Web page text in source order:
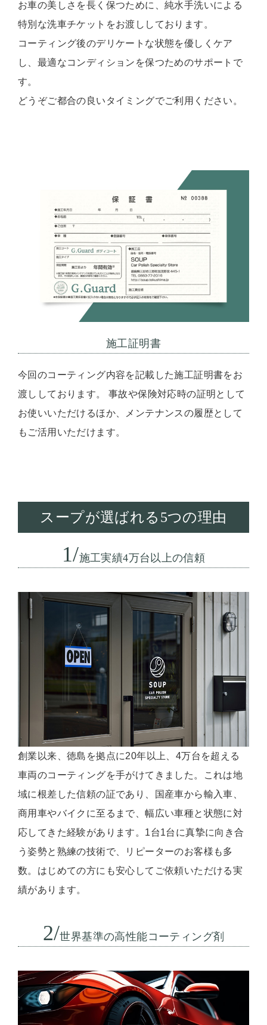
お車の美しさを長く保つために、純水手洗いによる
特別な洗車チケットをお渡ししております。
コーティング後のデリケートな状態を優しくケア
し、最適なコンディションを保つためのサポートで
す。
どうぞご都合の良いタイミングでご利用ください。
施工証明書
今回のコーティング内容を記載した施工証明書をお
渡ししております。 事故や保険対応時の証明として
お使いいただけるほか、メンテナンスの履歴として
もご活用いただけます。
スープが選ばれる5つの理由
1/施工実績4万台以上の信頼
創業以来、徳島を拠点に20年以上、4万台を超える
車両のコーティングを手がけてきました。これは地
域に根差した信頼の証であり、国産車から輸入車、
商用車やバイクに至るまで、幅広い車種と状態に対
応してきた経験があります。1台1台に真摯に向き合
う姿勢と熟練の技術で、リピーターのお客様も多
数。はじめての方にも安心してご依頼いただける実
績があります。
2/世界基準の高性能コーティング剤